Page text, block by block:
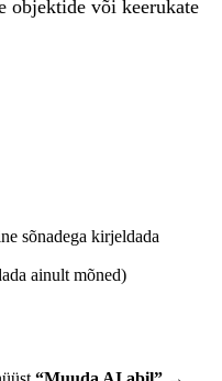
objektide või keerukate
sõnadega kirjeldada
ainult mõned)